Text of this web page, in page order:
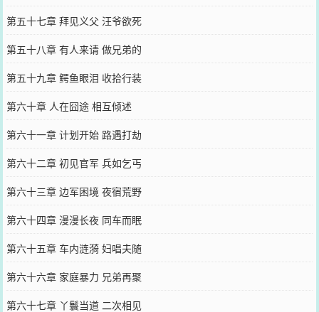
第五十七章 拜见义父 汪爷欲死
第五十八章 有人来请 做兄弟的
第五十九章 鳄鱼眼泪 收拾行装
第六十章 人在囧途 相互倾述
第六十一章 计划开始 路遇打劫
第六十二章 初见官军 兵如乞丐
第六十三章 边军困境 夜宿荒野
第六十四章 漫漫长夜 同车而眠
第六十五章 车内涟漪 妇唱夫随
第六十六章 家庭暴力 兄弟再聚
第六十七章 丫鬟当道 二次相见